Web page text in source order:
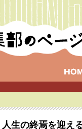
人生の終焉を迎え